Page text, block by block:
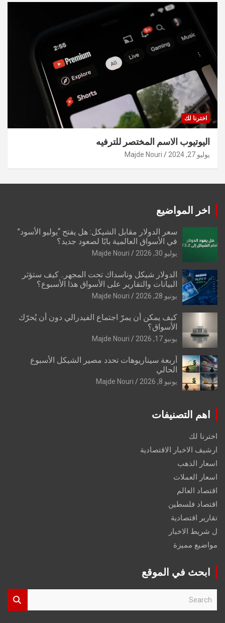
اخترنا لك
اليوتيوب الاسم المختصر للترفيه
يوليو 27, 2024 Majde Nouri
اخر المواضيع
سعر الدولار مقابل الشيكل: هل يفتح “يوليو الأسود”
في الأسواق العالمية بابًا لصعود جديد؟
يوليو 30, 2026 Majde Nouri
الدولار شيكل وناسداك تحت المجهر.. كيف ستؤثر
البيانات والتقارير على الأسواق هذا الأسبوع؟
يونيو 28, 2026 Majde Nouri
كيف يمكن أن يمرّ اجتماع الفيدرالي دون أن يُحرّك
الأسواق؟
يونيو 17, 2026 Majde Nouri
أربعة سيناريوهات تحدد مصير الشيكل الأسبوع
الحالي
يونيو 8, 2026 Majde Nouri
اهم التصنيفات
اخترنا لك
ارشيف الاخبار الاقتصادية
اسعار الذهب
اسعار العملات
اقتصاد العالم
اقتصاد فلسطين
تقارير اقتصادية
ل شريط الاخبار
مواضيع مميزة
ابحث في الموقع